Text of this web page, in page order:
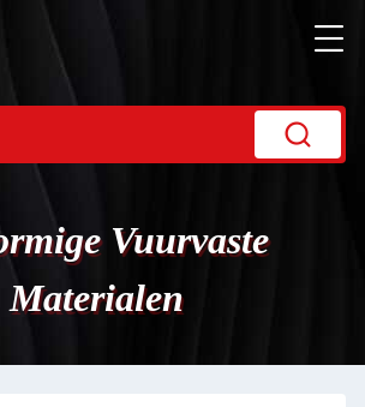
Vuurvaste
Materialen